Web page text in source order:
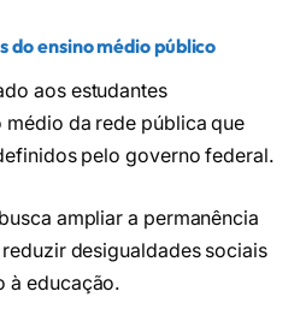
do ensino médio público
aos estudantes
médio da rede pública que
pelo governo federal.
ampliar a permanência
desigualdades sociais
à educação.